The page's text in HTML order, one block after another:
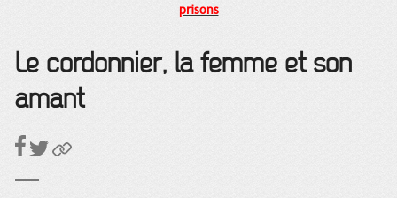
prisons
Le cordonnier, la femme et son
amant